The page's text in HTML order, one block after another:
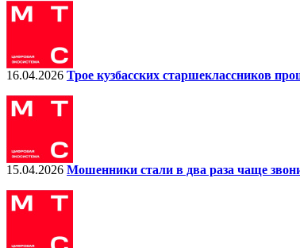
16.04.2026 Трое кузбасских старшеклассников
15.04.2026 Мошенники стали в два раза чаще